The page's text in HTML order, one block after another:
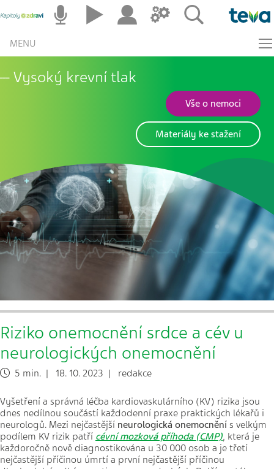
MENU
Vysoký krevní tlak
Vše o nemoci
Materiály ke stažení
Riziko onemocnění srdce a cév u
neurologických onemocnění
5 min. | 18. 10. 2023 | redakce
Vyšetření a správná léčba kardiovaskulárního (KV) rizika jsou
dnes nedílnou součástí každodenní praxe praktických lékařů i
neurologů. Mezi nejčastější neurologická onemocnění s velkým
podílem KV rizik patří cévní mozková příhoda (CMP), která je
každoročně nově diagnostikována u 30 000 osob a je třetí
nejčastější příčinou úmrtí a první nejčastější příčinou